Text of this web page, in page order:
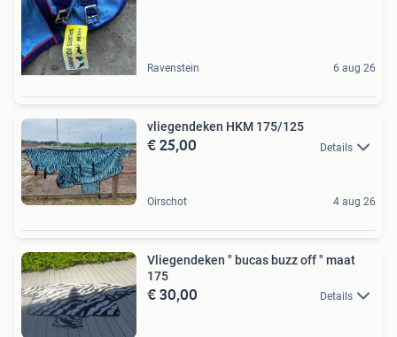
Ravenstein 6 aug 26
vliegendeken HKM 175/125
€ 25,00 Details
Oirschot 4 aug 26
Vliegendeken " bucas buzz off " maat
175
€ 30,00 Details